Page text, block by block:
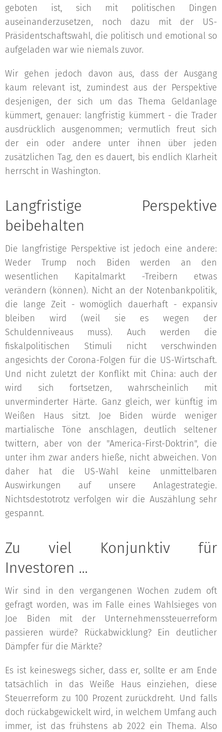
geboten ist, sich mit politischen Dingen
auseinanderzusetzen, noch dazu mit der US-
Präsidentschaftswahl, die politisch und emotional so
aufgeladen war wie niemals zuvor.
Wir gehen jedoch davon aus, dass der Ausgang
kaum relevant ist, zumindest aus der Perspektive
desjenigen, der sich um das Thema Geldanlage
kümmert, genauer: langfristig kümmert - die Trader
ausdrücklich ausgenommen; vermutlich freut sich
der ein oder andere unter ihnen über jeden
zusätzlichen Tag, den es dauert, bis endlich Klarheit
herrscht in Washington.
Langfristige Perspektive
beibehalten
Die langfristige Perspektive ist jedoch eine andere:
Weder Trump noch Biden werden an den
wesentlichen Kapitalmarkt -Treibern etwas
verändern (können). Nicht an der Notenbankpolitik,
die lange Zeit - womöglich dauerhaft - expansiv
bleiben wird (weil sie es wegen der
Schuldenniveaus muss). Auch werden die
fiskalpolitischen Stimuli nicht verschwinden
angesichts der Corona-Folgen für die US-Wirtschaft.
Und nicht zuletzt der Konflikt mit China: auch der
wird sich fortsetzen, wahrscheinlich mit
unverminderter Härte. Ganz gleich, wer künftig im
Weißen Haus sitzt. Joe Biden würde weniger
martialische Töne anschlagen, deutlich seltener
twittern, aber von der "America-First-Doktrin", die
unter ihm zwar anders hieße, nicht abweichen. Von
daher hat die US-Wahl keine unmittelbaren
Auswirkungen auf unsere Anlagestrategie.
Nichtsdestotrotz verfolgen wir die Auszählung sehr
gespannt.
Zu viel Konjunktiv für
Investoren ...
Wir sind in den vergangenen Wochen zudem oft
gefragt worden, was im Falle eines Wahlsieges von
Joe Biden mit der Unternehmenssteuerreform
passieren würde? Rückabwicklung? Ein deutlicher
Dämpfer für die Märkte?
Es ist keineswegs sicher, dass er, sollte er am Ende
tatsächlich in das Weiße Haus einziehen, diese
Steuerreform zu 100 Prozent zurückdreht. Und falls
doch rückabgewickelt wird, in welchem Umfang auch
immer, ist das frühstens ab 2022 ein Thema. Also